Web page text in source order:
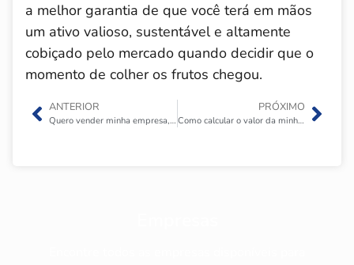
a melhor garantia de que você terá em mãos
um ativo valioso, sustentável e altamente
cobiçado pelo mercado quando decidir que o
momento de colher os frutos chegou.
ANTERIOR
Quero vender minha empresa, por onde começar?
PRÓXIMO
Como calcular o valor da minha empresa antes da venda?